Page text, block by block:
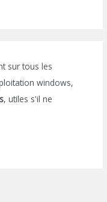
sur tous les
windows,
, utiles s'il ne